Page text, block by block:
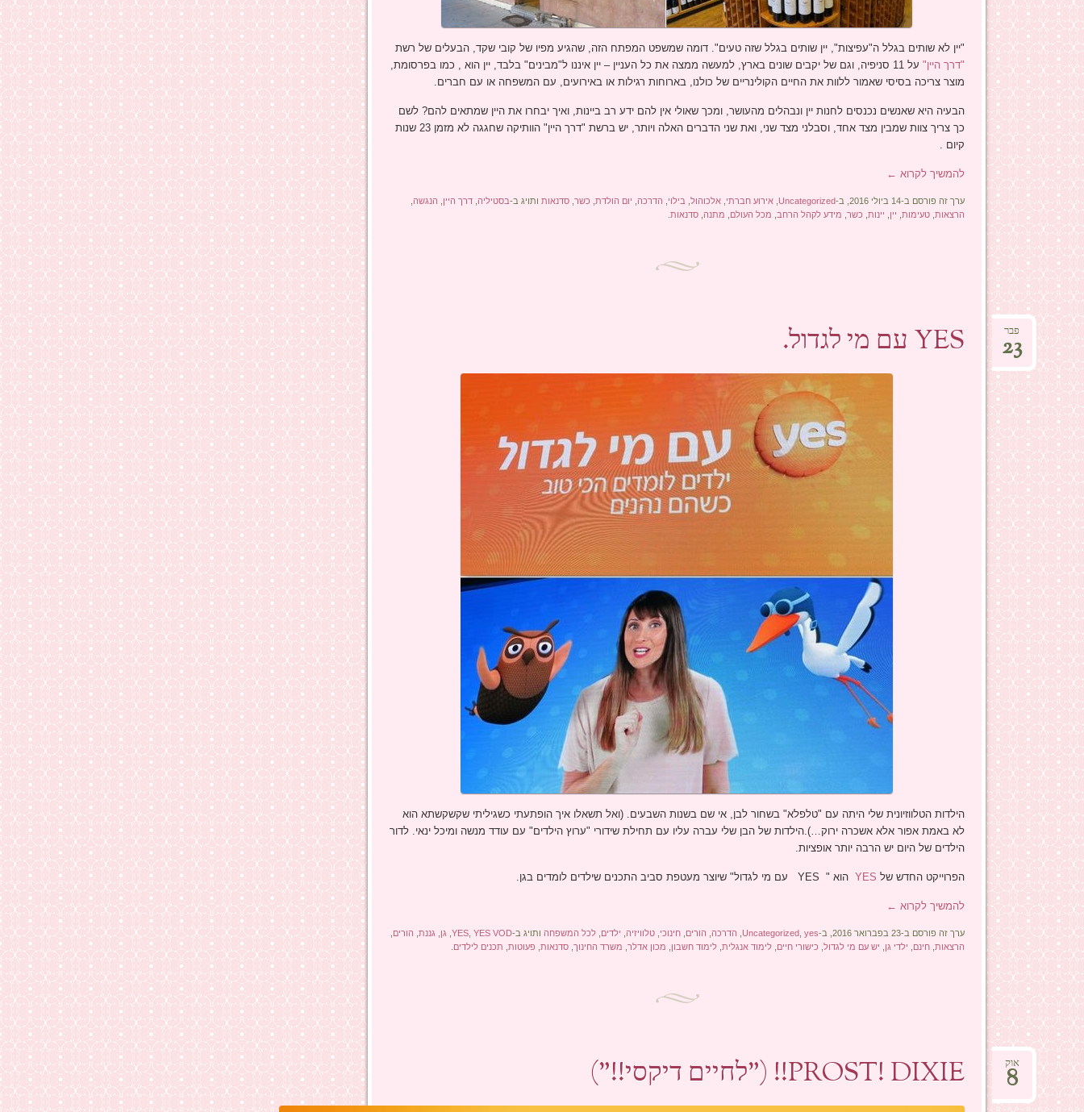
"יין לא שותים בגלל ה"עפיצות", יין שותים בגלל שזה טעים". דומה שמשפט המפתח הזה, שהגיע מפיו של קובי שקד, הבעלים של רשת
"דרך היין"
על 11 סניפיה, וגם של יקבים שונים בארץ, למעשה ממצה את כל העניין – יין איננו ל"מבינים" בלבד, יין הוא , כמו בפרסומת,
מוצר צריכה בסיסי שאמור ללוות את החיים הקולינריים של כולנו, בארוחות רגילות או באירועים, עם המשפחה או עם חברים.
הבעיה היא שאנשים נכנסים לחנות יין ונבהלים מהעושר, ומכך שאולי אין להם ידע רב ביינות, ואיך יבחרו את היין שמתאים להם? לשם
כך צריך צוות שמבין מצד אחד, וסבלני מצד שני, ואת שני הדברים האלה ויותר, יש ברשת "דרך היין" הוותיקה שחגגה לא מזמן 23 שנות
קיום .
להמשיך לקרוא ←
ערך זה פורסם ב-14 ביולי 2016, ב- Uncategorized אירוע חברתי אלכוהול, בילוי הדרכה, יום הולדת, כשר, סדנאותותויג ב-בסטיליה, דרך היין הנגשה,
הרצאות, טעימות, יין יינות, כשר, מידע לקהל הרחב, מכל העולם מתנה, סדנאות.
YES עם מי לגדול. פבר
23
הילדות הטלווזיונית שלי היתה עם "טלפלא" בשחור לבן, אי שם בשנות השבעים. (ואל תשאלו איך הופתעתי כשגיליתי שקשקשתא הוא
לא באמת אפור אלא אשכרה ירוק…).הילדות של הבן שלי עברה עליו עם תחילת שידורי "ערוץ הילדים" עם עודד מנשה ומיכל ינאי. לדור
הילדים של היום יש הרבה יותר אופציות.
הפרוייקט החדש של YESהוא " YES עם מי לגדול" שיוצר מעטפת סביב התכנים שילדים לומדים בגן.
להמשיך לקרוא ←
ערך זה פורסם ב-23 בפברואר 2016, ב- Uncategorized ,yes הדרכה, הורים חינוכי טלוויזיה, ילדים לכל המשפחהותויג ב- YES ,YES VOD
, גן גננת, הורים
הרצאות, חינם ילדי גן יש עם מי לגדול, כישורי חיים לימוד אנגלית, לימוד חשבון מכון אדלר, משרד החינוך, סדנאות, פעוטות, תכנים לילדים
PROST! DIXIE!! ("לחיים דיקסי!!") אוק
8